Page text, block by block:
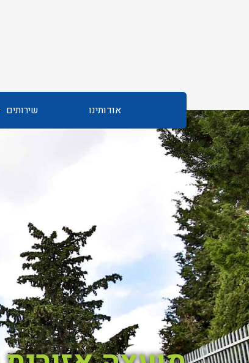
אודותינו שירותים